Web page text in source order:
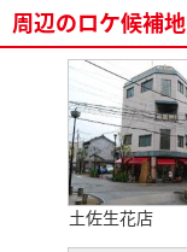
周辺のロケ候補地
土佐生花店